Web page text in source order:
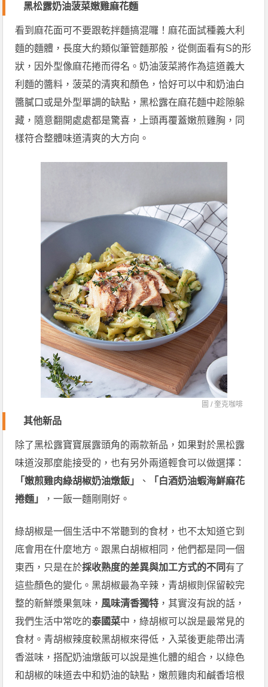
黑松露奶油菠菜嫩雞麻花麵
看到麻花面可不要跟乾拌麵搞混囉！麻花面試種義大利
麵的麵體，長度大約類似筆管麵那般，從側面看有S的形
狀，因外型像麻花捲而得名。奶油菠菜將作為這道義大
利麵的醬料，菠菜的清爽和顏色，恰好可以中和奶油白
醬膩口或是外型單調的缺點，黑松露在麻花麵中趁隙躲
藏，隨意翻開處處都是驚喜，上頭再覆蓋嫩煎雞胸，同
樣符合整體味道清爽的大方向。
圖 /奎克咖啡
其他新品
除了黑松露寶寶展露頭角的兩款新品，如果對於黑松露
味道沒那麼能接受的，也有另外兩道輕食可以做選擇：
「嫩煎雞肉綠胡椒奶油燉飯」
、
「白酒奶油蝦海鮮麻花
捲麵」
，一飯一麵剛剛好。
綠胡椒是一個生活中不常聽到的食材，也不太知道它到
底會用在什麼地方。跟黑白胡椒相同，他們都是同一個
東西，只是在於採收熟度的差異與加工方式的不同 有了
這些顏色的變化。黑胡椒最為辛辣，青胡椒則保留較完
整的新鮮漿果氣味， 風味清香獨特 ，其實沒有說的話，
我們生活中常吃的泰國菜中，綠胡椒可以說是最常見的
食材。青胡椒辣度較黑胡椒來得低，入菜後更能帶出清
香滋味，搭配奶油燉飯可以說是進化體的組合，以綠色
和胡椒的味道去中和奶油的缺點，嫩煎雞肉和鹹香培根